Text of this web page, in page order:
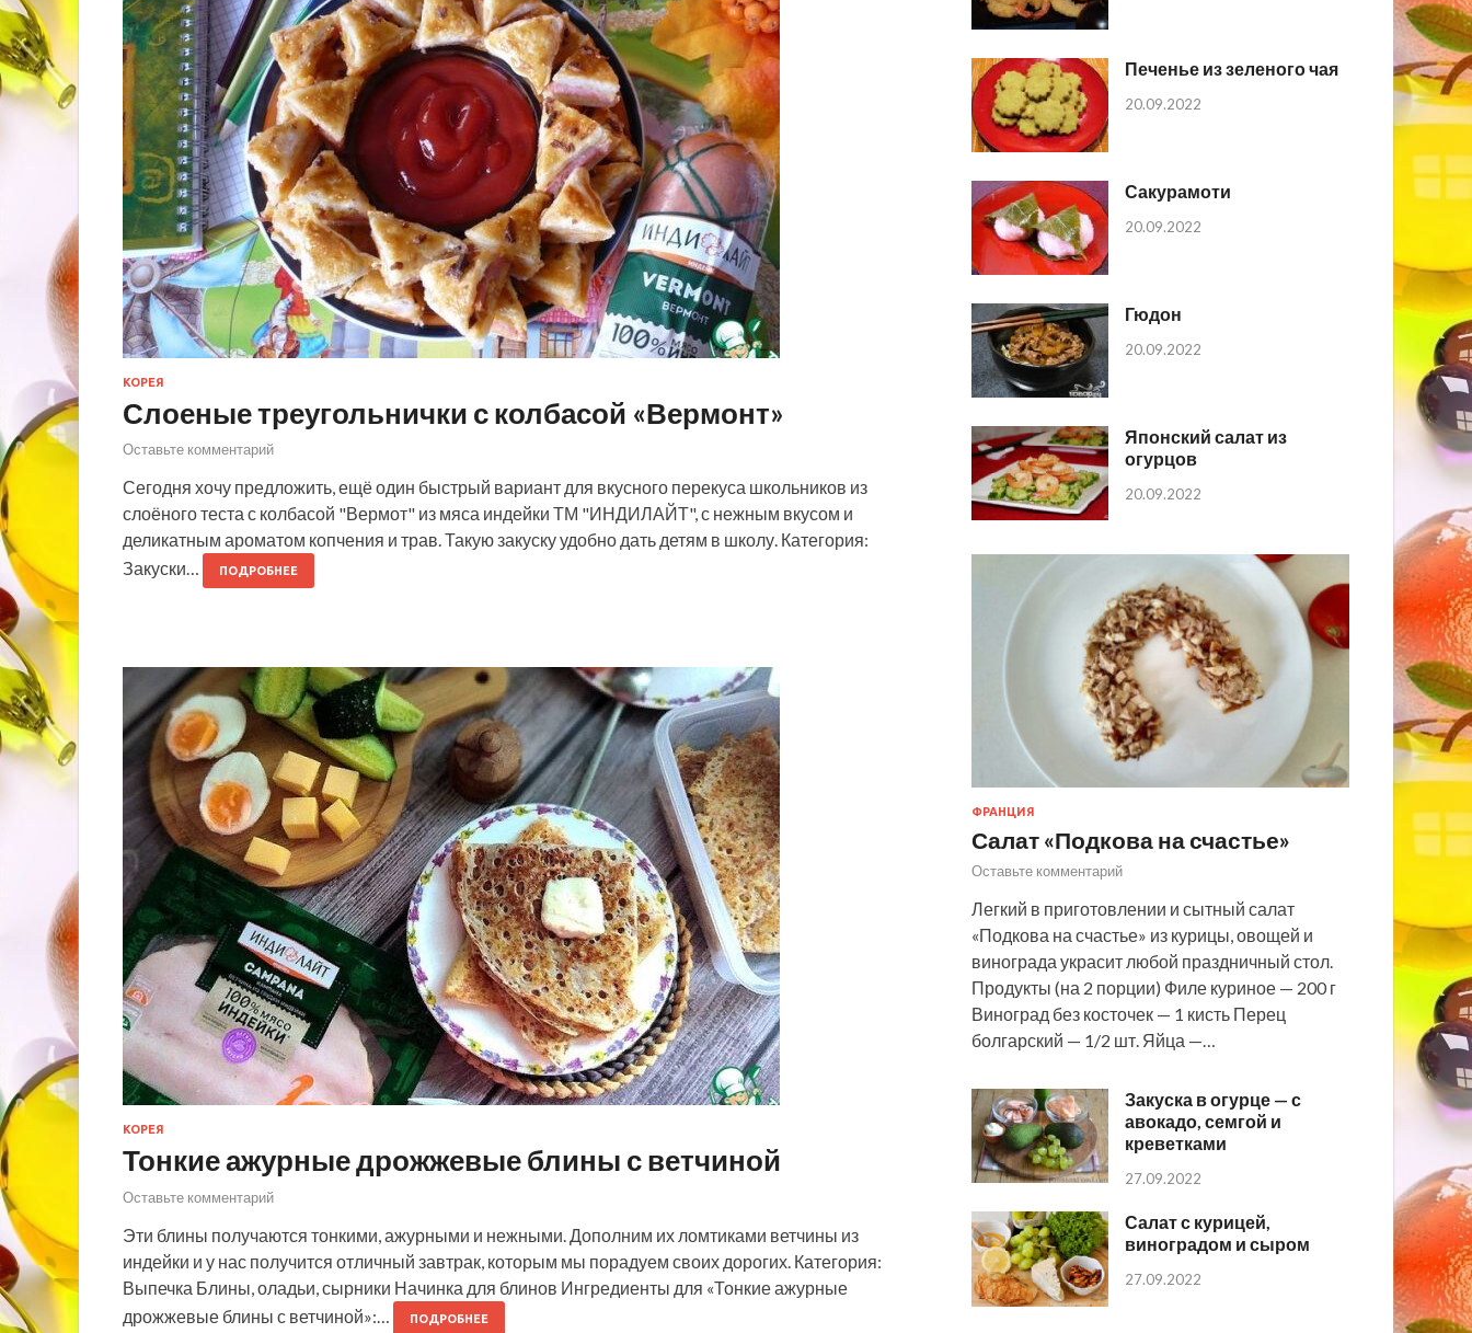
КОРЕЯ
Слоеные треугольнички с колбасой «Вермонт»
Оставьте комментарий
Сегодня хочу предложить, ещё один быстрый вариант для вкусного перекуса школьников из
слоёного теста с колбасой "Вермот" из мяса индейки ТМ "ИНДИЛАЙТ", с нежным вкусом и
деликатным ароматом копчения и трав. Такую закуску удобно дать детям в школу. Категория:
Закуски…
ПОДРОБНЕЕ
КОРЕЯ
Тонкие ажурные дрожжевые блины с ветчиной
Оставьте комментарий
Эти блины получаются тонкими, ажурными и нежными. Дополним их ломтиками ветчины из
индейки и у нас получится отличный завтрак, которым мы порадуем своих дорогих. Категория:
Выпечка Блины, оладьи, сырники Начинка для блинов Ингредиенты для «Тонкие ажурные
дрожжевые блины с ветчиной»:…
ПОДРОБНЕЕ
Печенье из зеленого чая
20.09.2022
Сакурамоти
20.09.2022
Гюдон
20.09.2022
Японский салат из
огурцов
20.09.2022
ФРАНЦИЯ
Салат «Подкова на счастье»
Оставьте комментарий
Легкий в приготовлении и сытный салат
«Подкова на счастье» из курицы, овощей и
винограда украсит любой праздничный стол.
Продукты (на 2 порции) Филе куриное — 200 г
Виноград без косточек — 1 кисть Перец
болгарский — 1/2 шт. Яйца —…
Закуска в огурце — с
авокадо, семгой и
креветками
27.09.2022
Салат с курицей,
виноградом и сыром
27.09.2022